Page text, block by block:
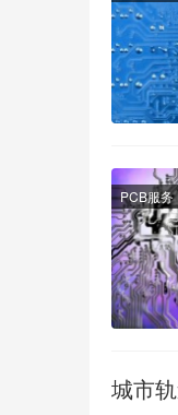
PCB服务
城市